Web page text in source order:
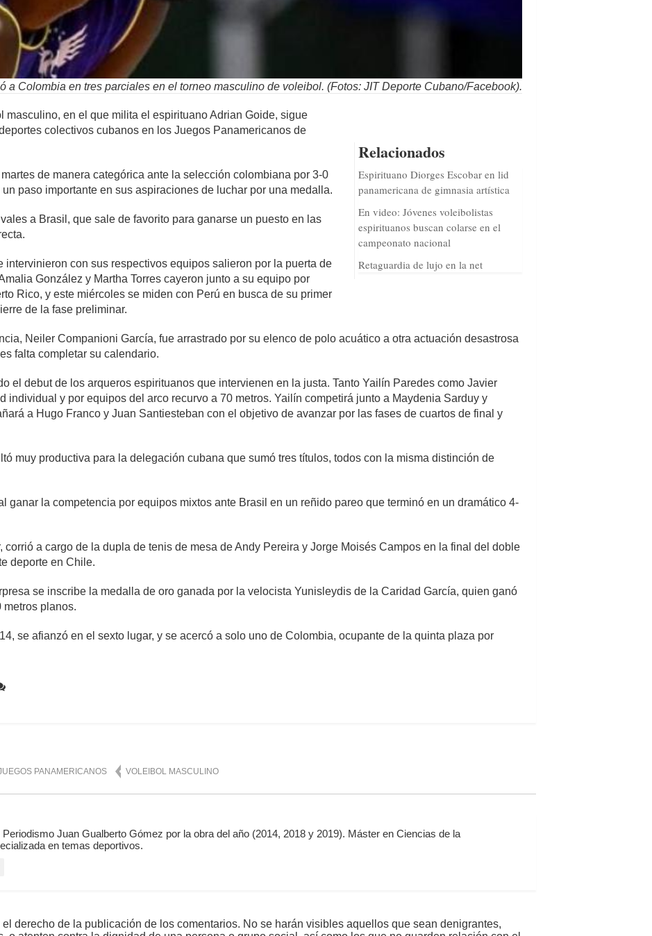
a Colombia en tres parciales en el torneo masculino de voleibol. (Fotos: JIT Deporte Cubano/Facebook).
Relacionados
Espirituano Diorges Escobar en lid
panamericana de gimnasia artística
En video: Jóvenes voleibolistas
espirituanos buscan colarse en el
campeonato nacional
Retaguardia de lujo en la net
masculino, en el que milita el espirituano Adrian Goide, sigue
colectivos cubanos en los Juegos Panamericanos de
de manera categórica ante la selección colombiana por 3-0
paso importante en sus aspiraciones de luchar por una medalla.
a Brasil, que sale de favorito para ganarse un puesto en las
intervinieron con sus respectivos equipos salieron por la puerta de
González y Martha Torres cayeron junto a su equipo por
Rico, y este miércoles se miden con Perú en busca de su primer
de la fase preliminar.
Neiler Companioni García, fue arrastrado por su elenco de polo acuático a otra actuación desastrosa
falta completar su calendario.
el debut de los arqueros espirituanos que intervienen en la justa. Tanto Yailín Paredes como Javier
individual y por equipos del arco recurvo a 70 metros. Yailín competirá junto a Maydenia Sarduy y
a Hugo Franco y Juan Santiesteban con el objetivo de avanzar por las fases de cuartos de final y
muy productiva para la delegación cubana que sumó tres títulos, todos con la misma distinción de
ganar la competencia por equipos mixtos ante Brasil en un reñido pareo que terminó en un dramático 4-
corrió a cargo de la dupla de tenis de mesa de Andy Pereira y Jorge Moisés Campos en la final del doble
deporte en Chile.
se inscribe la medalla de oro ganada por la velocista Yunisleydis de la Caridad García, quien ganó
planos.
se afianzó en el sexto lugar, y se acercó a solo uno de Colombia, ocupante de la quinta plaza por
PANAMERICANOS VOLEIBOL MASCULINO
Juan Gualberto Gómez por la obra del año (2014, 2018 y 2019). Máster en Ciencias de la
en temas deportivos.
el derecho de la publicación de los comentarios. No se harán visibles aquellos que sean denigrantes,